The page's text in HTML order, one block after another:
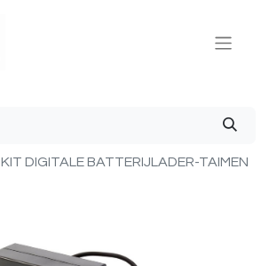
KIT DIGITALE BATTERIJLADER-TAIMEN